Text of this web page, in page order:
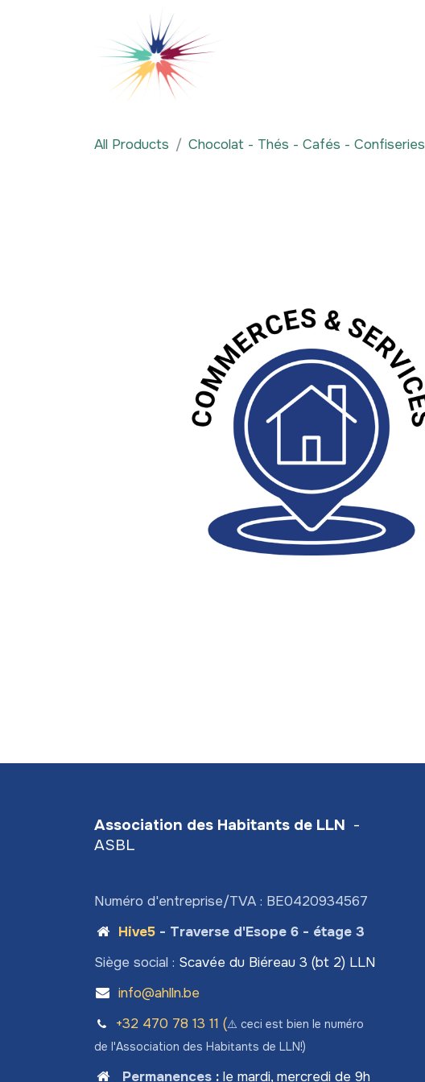
All Products Chocolat - Thés - Cafés - Confiseries
Association des Habitants de LLN -
ASBL
Numéro d'entreprise/TVA : BE0420934567
Hive5- Traverse d'Esope 6 - étage 3
Siège social : Scavée du Biéreau 3 (bt 2) LLN
info@ahlln.be
+32 470 78​ 13 11 (⚠️ ceci est bien le numéro
de l'Association des Habitants de LLN!)
Permanences: le mardi, mercredi de 9h